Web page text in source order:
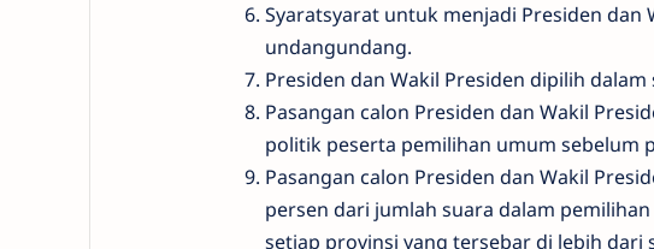
Syaratsyarat untuk menjadi Presiden
undangundang.
Presiden dan Wakil Presiden dipilih
Pasangan calon Presiden dan Wakil
politik peserta pemilihan umum sebelum
Pasangan calon Presiden dan Wakil
persen dari jumlah suara dalam
setiap provinsi yang tersebar di lebih